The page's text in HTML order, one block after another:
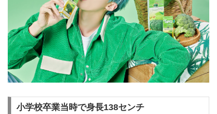
小学校卒業当時で身長138センチ